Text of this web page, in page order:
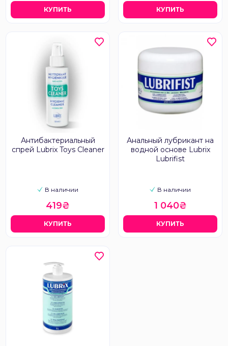
КУПИТЬ КУПИТЬ
Антибактериальный
спрей Lubrix Toys Cleaner
В наличии
419₴
КУПИТЬ
Анальный лубрикант на
водной основе Lubrix
Lubrifist
В наличии
1 040₴
КУПИТЬ